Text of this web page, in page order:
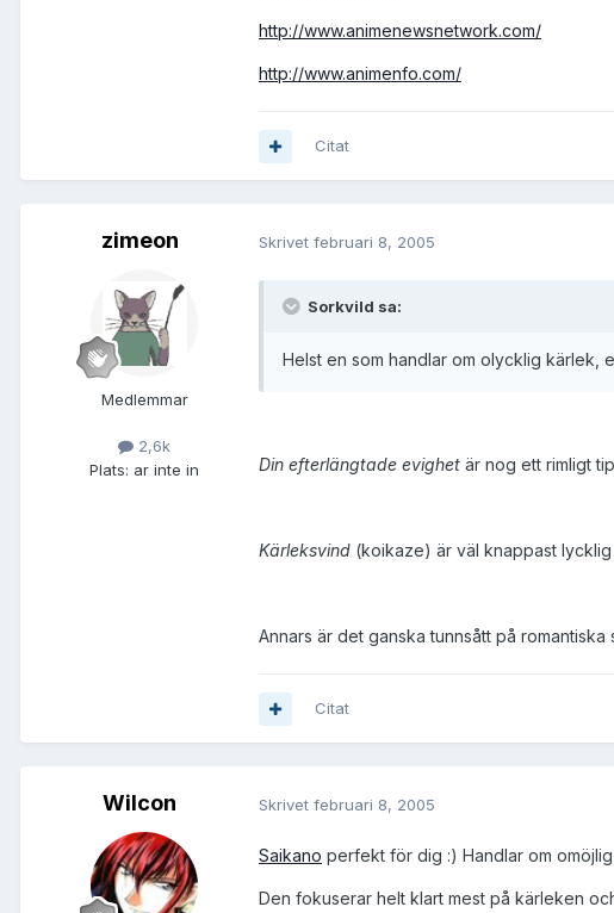
http://www.animenewsnetwork.com/
http://www.animenfo.com/
Citat
zimeon
Medlemmar
2,6k
Plats: ar inte in
Skrivet februari 8, 2005
Sorkvild sa:
Helst en som handlar om olycklig kärlek,
Din efterlängtade evighet är nog ett rimligt
Kärleksvind (koikaze) är väl knappast
Annars är det ganska tunnsått på
Citat
Wilcon Skrivet februari 8, 2005
Saikano perfekt för dig :) Handlar om
Den fokuserar helt klart mest på kärleken